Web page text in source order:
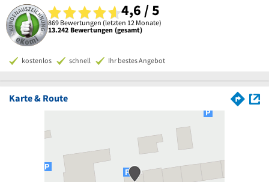
4,6 / 5
869 Bewertungen (letzten 12 Monate)
13.242 Bewertungen (gesamt)
kostenlos schnell Ihr bestes Angebot
Karte & Route